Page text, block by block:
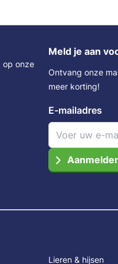
op onze
Meld je aan
Ontvang onze
meer korting!
E-mailadres
Lieren & hijsen